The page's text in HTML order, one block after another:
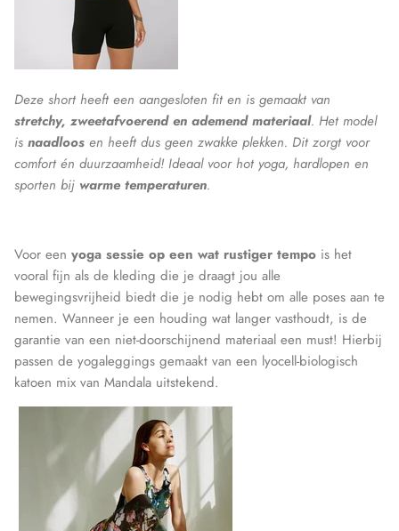
Deze short heeft een aangesloten fit en is gemaakt van
stretchy, zweetafvoerend en ademend materiaal. Het model
is naadloos en heeft dus geen zwakke plekken. Dit zorgt voor
comfort én duurzaamheid! Ideaal voor hot yoga, hardlopen en
sporten bij warme temperaturen.
Voor een yoga sessie op een wat rustiger tempo is het
vooral fijn als de kleding die je draagt jou alle
bewegingsvrijheid biedt die je nodig hebt om alle poses aan te
nemen. Wanneer je een houding wat langer vasthoudt, is de
garantie van een niet-doorschijnend materiaal een must! Hierbij
passen de yogaleggings gemaakt van een lyocell-biologisch
katoen mix van Mandala uitstekend.